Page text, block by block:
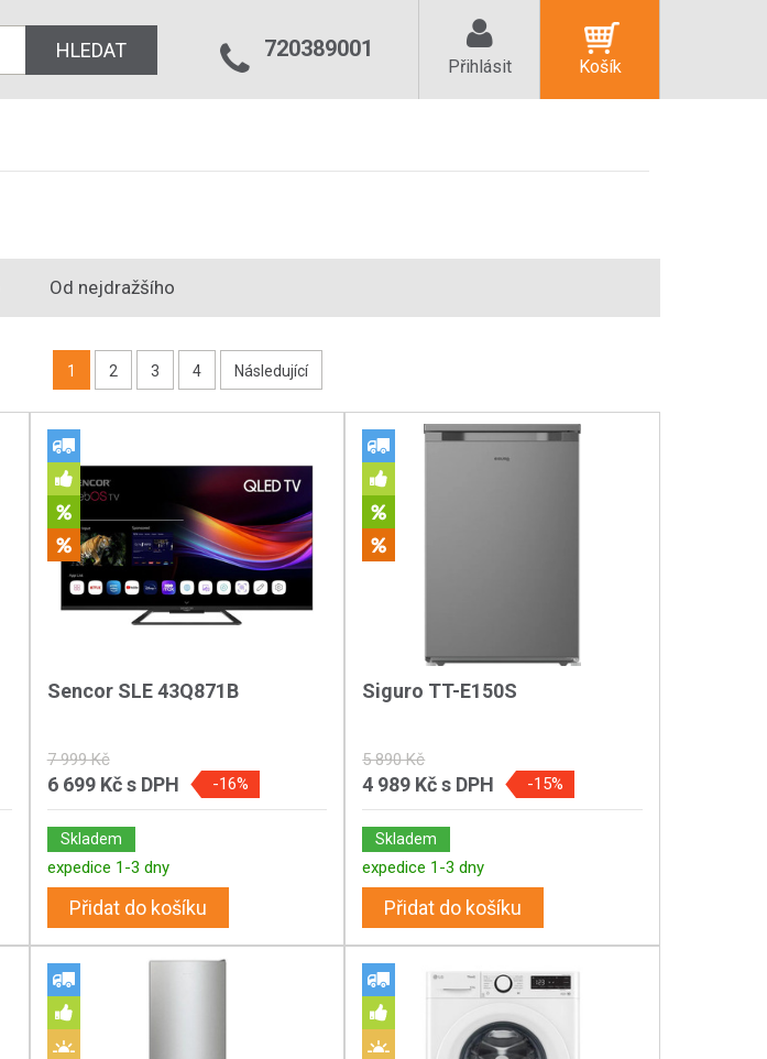
HLEDAT 720389001
Přihlásit Košík
Od nejdražšího
1 2 3 4 Následující
Sencor SLE 43Q871B
7 999 Kč
6 699 Kčs DPH -16%
Skladem
expedice 1-3 dny
Přidat do košíku
Siguro TT-E150S
5 890 Kč
4 989 Kčs DPH -15%
Skladem
expedice 1-3 dny
Přidat do košíku